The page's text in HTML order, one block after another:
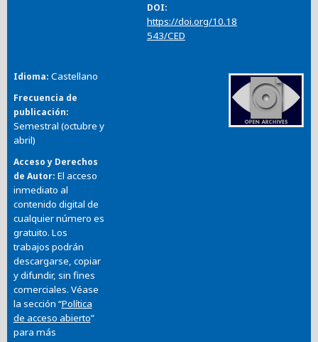
DOI
https://doi.org/10.18
543/CED
Idioma Castellano
Frecuencia de
publicación
Semestral (octubre y
abril)
Acceso y Derechos
de Autor El acceso
inmediato al
contenido digital de
cualquier número es
gratuito. Los
trabajos podrán
descargarse, copiar
y difundir, sin fines
comerciales. Véase
la sección “Política
de acceso abierto”
para más